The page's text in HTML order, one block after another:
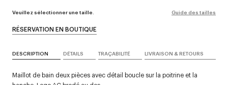
Veuillez sélectionner une taille. Guide des tailles
RÉSERVATION EN BOUTIQUE
DESCRIPTION DÉTAILS TRAÇABILITÉ LIVRAISON & RETOURS
Maillot de bain deux pièces avec détail boucle sur la poitrine et la